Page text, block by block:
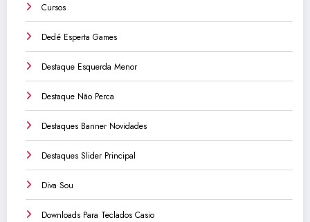
Cursos
Dedé Esperta Games
Destaque Esquerda Menor
Destaque Não Perca
Destaques Banner Novidades
Destaques Slider Principal
Diva Sou
Downloads Para Teclados Casio